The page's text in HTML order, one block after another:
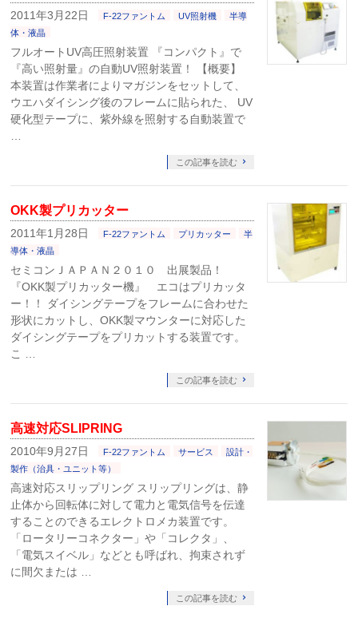
2011年3月22日 F-22ファントム UV照射機
半導
体・液晶
フルオートUV高圧照射装置 『コンパクト』で
『高い照射量』の自動UV照射装置！ 【概要】
本装置は作業者によりマガジンをセットして、
ウエハダイシング後のフレームに貼られた、 UV
硬化型テープに、紫外線を照射する自動装置で
この記事を読む
OKK製プリカッター
2011年1月28日 F-22ファントム プリカッター
半
導体・液晶
セミコンＪＡＰＡＮ２０１０ 出展製品！
『OKK製プリカッター機』 エコはプリカッタ
ー！！ ダイシングテープをフレームに合わせた
形状にカットし、OKK製マウンターに対応した
ダイシングテープをプリカットする装置です。
こ …
この記事を読む
高速対応SLIPRING
2010年9月27日 F-22ファントム サービス
設計・
製作（治具・ユニット等）
高速対応スリップリング スリップリングは、静
止体から回転体に対して電力と電気信号を伝達
することのできるエレクトロメカ装置です。
「ロータリーコネクター」や「コレクタ」、
「電気スイベル」などとも呼ばれ、拘束されず
に間欠または …
この記事を読む